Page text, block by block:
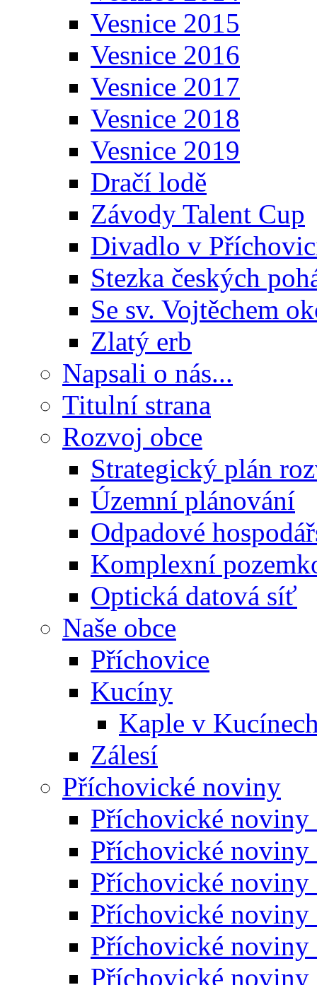
Vesnice 2015
Vesnice 2016
Vesnice 2017
Vesnice 2018
Vesnice 2019
Dračí lodě
Závody Talent Cup
Divadlo v
Stezka českých
Se sv. Vojtěchem
Zlatý erb
Napsali o nás...
Titulní strana
Rozvoj obce
Strategický plán
Územní plánování
Odpadové
Komplexní
Optická datová síť
Naše obce
Příchovice
Kucíny
Kaple v
Zálesí
Příchovické noviny
Příchovické noviny
Příchovické noviny
Příchovické noviny
Příchovické noviny
Příchovické noviny
Příchovické noviny